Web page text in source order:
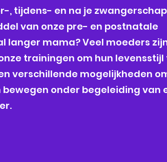
, tijdens- en na je
van onze pre- en postnatale
langer mama? Veel moeders
trainingen om hun levensstijl
verschillende mogelijkheden
onder begeleiding van